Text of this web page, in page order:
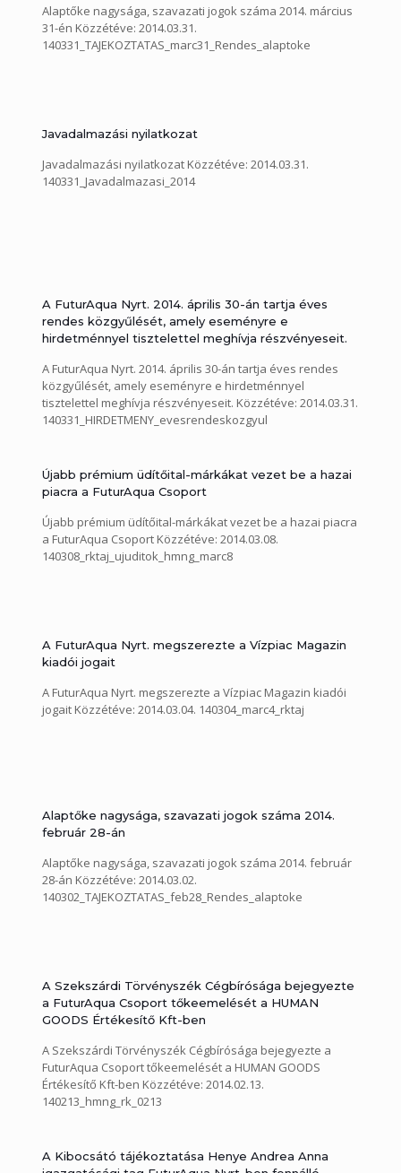
jAlaptőke nagysága, szavazati jogok száma 2014. március
31-én Közzétéve: 2014.03.31.
140331_TAJEKOZTATAS_marc31_Rendes_alaptoke
Javadalmazási nyilatkozat
Javadalmazási nyilatkozat Közzétéve: 2014.03.31.
140331_Javadalmazasi_2014
A FuturAqua Nyrt. 2014. április 30-án tartja éves
rendes közgyűlését, amely eseményre e
hirdetménnyel tisztelettel meghívja részvényeseit.
A FuturAqua Nyrt. 2014. április 30-án tartja éves rendes
közgyűlését, amely eseményre e hirdetménnyel
tisztelettel meghívja részvényeseit. Közzétéve: 2014.03.31.
140331_HIRDETMENY_evesrendeskozgyul
Újabb prémium üdítőital-márkákat vezet be a hazai
piacra a FuturAqua Csoport
Újabb prémium üdítőital-márkákat vezet be a hazai piacra
a FuturAqua Csoport Közzétéve: 2014.03.08.
140308_rktaj_ujuditok_hmng_marc8
A FuturAqua Nyrt. megszerezte a Vízpiac Magazin
kiadói jogait
A FuturAqua Nyrt. megszerezte a Vízpiac Magazin kiadói
jogait Közzétéve: 2014.03.04. 140304_marc4_rktaj
Alaptőke nagysága, szavazati jogok száma 2014.
február 28-án
Alaptőke nagysága, szavazati jogok száma 2014. február
28-án Közzétéve: 2014.03.02.
140302_TAJEKOZTATAS_feb28_Rendes_alaptoke
A Szekszárdi Törvényszék Cégbírósága bejegyezte
a FuturAqua Csoport tőkeemelését a HUMAN
GOODS Értékesítő Kft-ben
A Szekszárdi Törvényszék Cégbírósága bejegyezte a
FuturAqua Csoport tőkeemelését a HUMAN GOODS
Értékesítő Kft-ben Közzétéve: 2014.02.13.
140213_hmng_rk_0213
A Kibocsátó tájékoztatása Henye Andrea Anna